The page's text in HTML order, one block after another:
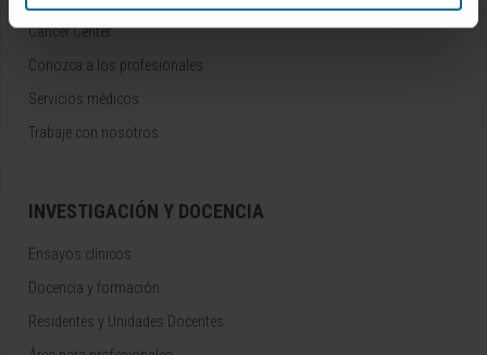
Cancer Center
Conozca a los profesionales
Servicios médicos
Trabaje con nosotros
INVESTIGACIÓN Y DOCENCIA
Ensayos clínicos
Docencia y formación
Residentes y Unidades Docentes